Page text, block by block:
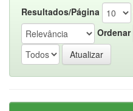
Resultados/Página
Ordenar